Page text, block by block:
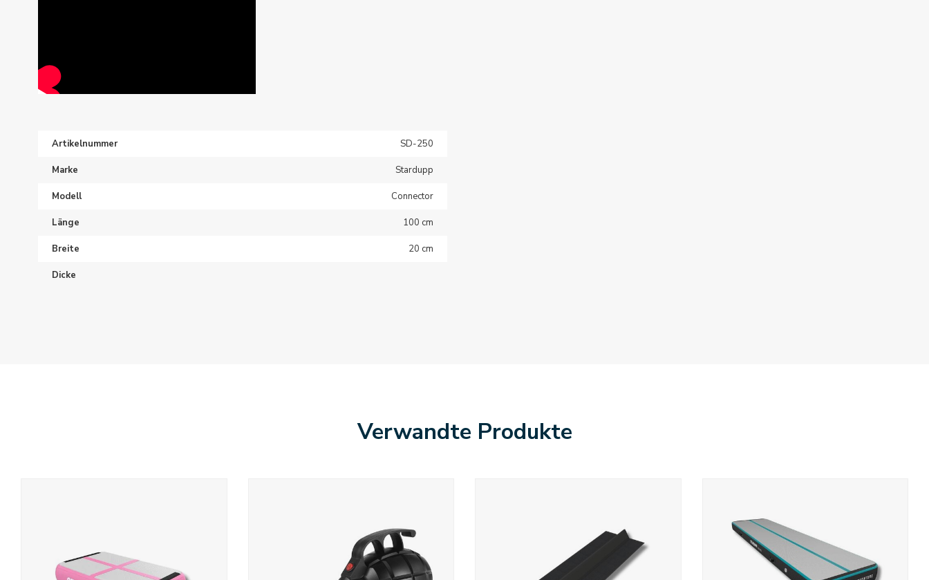
Artikelnummer SD-250
Marke Stardupp
Modell Connector
Länge 100 cm
Breite 20 cm
Dicke
Verwandte Produkte